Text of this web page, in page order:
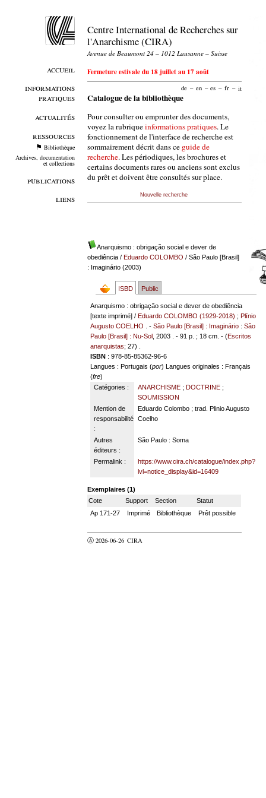
accueil
informations
pratiques
actualités
ressources
Bibliothèque
Archives, documentation
et collections
publications
liens
Centre International de Recherches sur
l'Anarchisme (CIRA)
Avenue de Beaumont 24 – 1012 Lausanne – Suisse
Fermeture estivale du 18 juillet au 17 août
de – en – es – fr – it
Catalogue de la bibliothèque
Pour consulter ou emprunter des documents,
voyez la rubriqueinformations pratiques. Le
fonctionnement de l'interface de recherche est
sommairement décrit dans ce guide de
recherche. Les périodiques, les brochures et
certains documents rares ou anciens sont exclus
du prêt et doivent être consultés sur place.
Nouvelle recherche
Anarquismo : obrigação social e dever de
obediência/ Eduardo COLOMBO / São Paulo [Brasil]
: Imaginário (2003)
ISBD Public
Anarquismo : obrigação social e dever de obediência
[texte imprimé] /Eduardo COLOMBO (1929-2018) ;Plínio
Augusto COELHO
. -São Paulo [Brasil] : Imaginário :São
Paulo [Brasil] : Nu-Sol , 2003 . - 91 p. ; 18 cm. - (Escritos
anarquistas; 27) .
ISBN : 978-85-85362-96-6
Langues : Portugais (por)Langues originales : Français
(fre)
Catégories :
ANARCHISME; DOCTRINE;
SOUMISSION
Mention de
responsabilité
:
Eduardo Colombo ; trad. Plinio Augusto
Coelho
Autres
éditeurs :
São Paulo : Soma
Permalink :
https://www.cira.ch/catalogue/index.php?
lvl=notice_display&id=16409
Exemplaires (1)
Cote
Support Section
Statut
Ap 171-27
Imprimé Bibliothèque Prêt possible
Ⓐ 2026-06-26 CIRA